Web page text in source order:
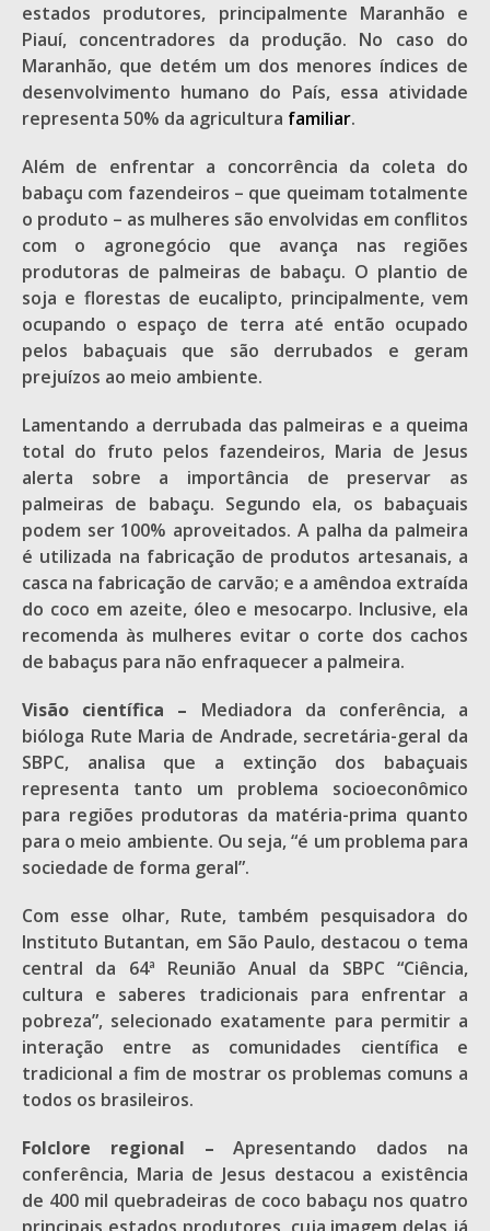
estados produtores, principalmente Maranhão e
Piauí, concentradores da produção. No caso do
Maranhão, que detém um dos menores índices de
desenvolvimento humano do País, essa atividade
representa 50% da agricultura familiar.
Além de enfrentar a concorrência da coleta do
babaçu com fazendeiros – que queimam totalmente
o produto – as mulheres são envolvidas em conflitos
com o agronegócio que avança nas regiões
produtoras de palmeiras de babaçu. O plantio de
soja e florestas de eucalipto, principalmente, vem
ocupando o espaço de terra até então ocupado
pelos babaçuais que são derrubados e geram
prejuízos ao meio ambiente.
Lamentando a derrubada das palmeiras e a queima
total do fruto pelos fazendeiros, Maria de Jesus
alerta sobre a importância de preservar as
palmeiras de babaçu. Segundo ela, os babaçuais
podem ser 100% aproveitados. A palha da palmeira
é utilizada na fabricação de produtos artesanais, a
casca na fabricação de carvão; e a amêndoa extraída
do coco em azeite, óleo e mesocarpo. Inclusive, ela
recomenda às mulheres evitar o corte dos cachos
de babaçus para não enfraquecer a palmeira.
Visão científica – Mediadora da conferência, a
bióloga Rute Maria de Andrade, secretária-geral da
SBPC, analisa que a extinção dos babaçuais
representa tanto um problema socioeconômico
para regiões produtoras da matéria-prima quanto
para o meio ambiente. Ou seja, “é um problema para
sociedade de forma geral”.
Com esse olhar, Rute, também pesquisadora do
Instituto Butantan, em São Paulo, destacou o tema
central da 64ª Reunião Anual da SBPC “Ciência,
cultura e saberes tradicionais para enfrentar a
pobreza”, selecionado exatamente para permitir a
interação entre as comunidades científica e
tradicional a fim de mostrar os problemas comuns a
todos os brasileiros.
Folclore regional – Apresentando dados na
conferência, Maria de Jesus destacou a existência
de 400 mil quebradeiras de coco babaçu nos quatro